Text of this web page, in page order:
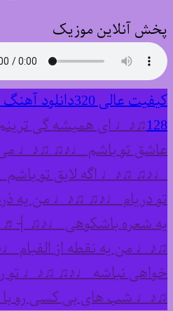
پخش آنلاین موزیک
کیفیت عالی 320
دانلود
128♫♪♩ ای همیشه گی
عاشق تو باشم ♩♪♫ ♫♪♩ می
♩♪♫ ♫♪♩ اگه لایق تو
تو دریام ♩♪♫ ♫♪♩ من یه
یه شعره باشکوهی ♩♪♫
♫♪♩ من یه نقطه از الفبام
خواهی نباشه ♩♪♫ ♫♪♩ تو
♫♪♩ شب های بی کسی رو با